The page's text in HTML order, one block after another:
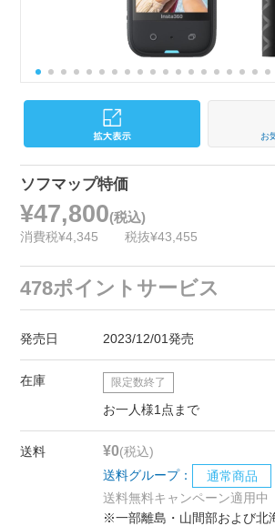
お
ソフマップ特価
¥47,800(税込)
消費税¥4,345 税抜¥43,455
478ポイントサービス
発売日 2023/12/01発売
在庫 限定数終了
お一人様1点まで
送料 ¥0(税込)
送料グループ：
通常商品
送料無料キャンペーン適用中
※一部離島・山間部および北